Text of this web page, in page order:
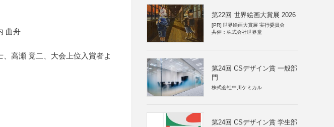
曲舟
高瀬 竟二、大会上位入賞者よ
第22回 世界絵画大賞展 2026
[PR] 世界絵画大賞展 実行委員会
共催：株式会社世界堂
第24回 CSデザイン賞 一般部
門
株式会社中川ケミカル
第24回 CSデザイン賞 学生部